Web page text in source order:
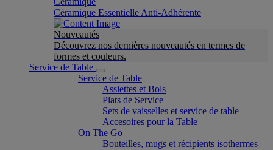
Céramique Essentielle Anti-Adhérente
Nouveautés
Découvrez nos dernières nouveautés en termes de
formes et couleurs.
Service de Table
Service de Table
Assiettes et Bols
Plats de Service
Sets de vaisselles et service de table
Accesoires pour la Table
On The Go
Bouteilles, mugs et récipients isothermes